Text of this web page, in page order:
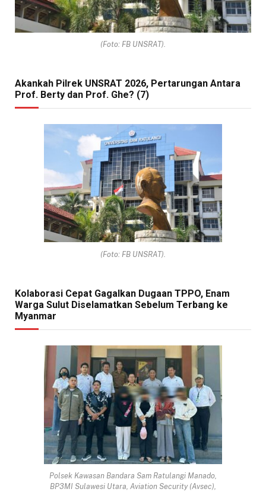
(Foto: FB UNSRAT).
Akankah Pilrek UNSRAT 2026, Pertarungan Antara
Prof. Berty dan Prof. Ghe? (7)
(Foto: FB UNSRAT).
Kolaborasi Cepat Gagalkan Dugaan TPPO, Enam
Warga Sulut Diselamatkan Sebelum Terbang ke
Myanmar
Polsek Kawasan Bandara Sam Ratulangi Manado,
BP3MI Sulawesi Utara, Aviation Security (Avsec),